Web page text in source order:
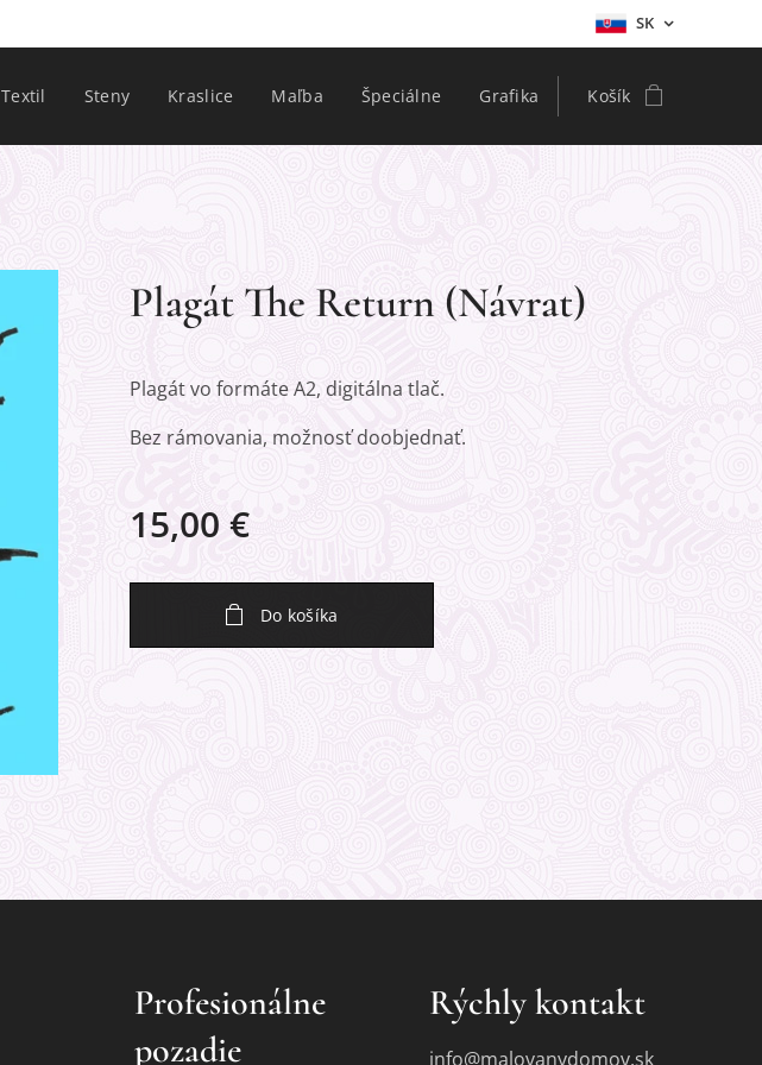
SK
Textil Steny Kraslice Maľba Špeciálne Grafika Košík
Plagát The Return (Návrat)
Plagát vo formáte A2, digitálna tlač.
Bez rámovania, možnosť doobjednať.
15,00 €
Do košíka
Profesionálne
pozadie
Rýchly kontakt
info@malovanydomov.sk